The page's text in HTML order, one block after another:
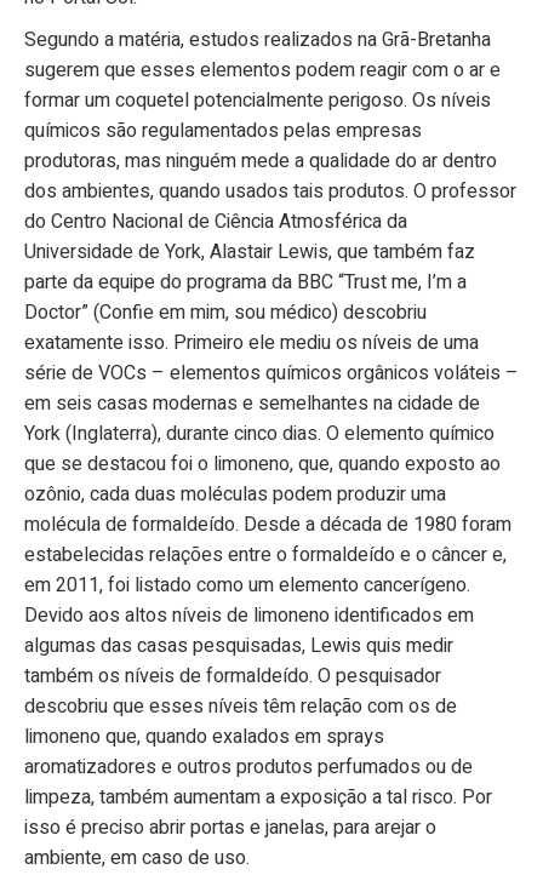
Segundo a matéria, estudos realizados na Grã-Bretanha
sugerem que esses elementos podem reagir com o ar e
formar um coquetel potencialmente perigoso. Os níveis
químicos são regulamentados pelas empresas
produtoras, mas ninguém mede a qualidade do ar dentro
dos ambientes, quando usados tais produtos. O professor
do Centro Nacional de Ciência Atmosférica da
Universidade de York, Alastair Lewis, que também faz
parte da equipe do programa da BBC “Trust me, I’m a
Doctor” (Confie em mim, sou médico) descobriu
exatamente isso. Primeiro ele mediu os níveis de uma
série de VOCs – elementos químicos orgânicos voláteis –
em seis casas modernas e semelhantes na cidade de
York (Inglaterra), durante cinco dias. O elemento químico
que se destacou foi o limoneno, que, quando exposto ao
ozônio, cada duas moléculas podem produzir uma
molécula de formaldeído. Desde a década de 1980 foram
estabelecidas relações entre o formaldeído e o câncer e,
em 2011, foi listado como um elemento cancerígeno.
Devido aos altos níveis de limoneno identificados em
algumas das casas pesquisadas, Lewis quis medir
também os níveis de formaldeído. O pesquisador
descobriu que esses níveis têm relação com os de
limoneno que, quando exalados em sprays
aromatizadores e outros produtos perfumados ou de
limpeza, também aumentam a exposição a tal risco. Por
isso é preciso abrir portas e janelas, para arejar o
ambiente, em caso de uso.